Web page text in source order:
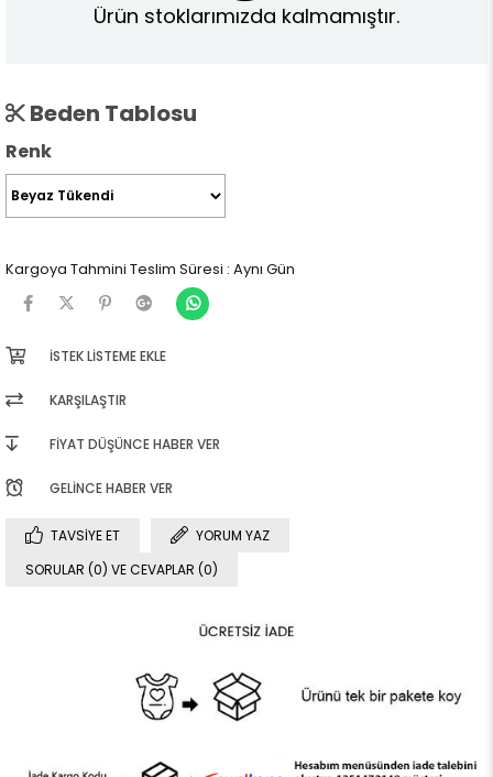
Ürün stoklarımızda kalmamıştır.
Beden Tablosu
Renk
Kargoya Tahmini Teslim Süresi : Aynı Gün
İSTEK LISTEME EKLE
KARŞILAŞTIR
FIYAT DÜŞÜNCE HABER VER
GELINCE HABER VER
TAVSIYE ET
YORUM YAZ
SORULAR (0) VE CEVAPLAR (0)